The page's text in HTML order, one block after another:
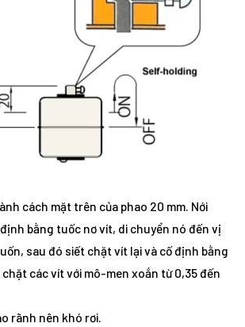
cách mặt trên của phao 20 mm. Nới
bằng tuốc nơ vít, di chuyển nó đến vị
sau đó siết chặt vít lại và cố định bằng
chặt các vít với mô-men xoắn từ 0,35 đến
rãnh nên khó rơi.